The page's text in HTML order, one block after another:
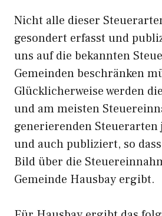
Nicht alle dieser
gesondert erfasst und
uns auf die bekannten
Gemeinden beschränken
Glücklicherweise werden
und am meisten
generierenden Steuerarten
und auch publiziert, so
Bild über die
Gemeinde Hausbay ergibt.